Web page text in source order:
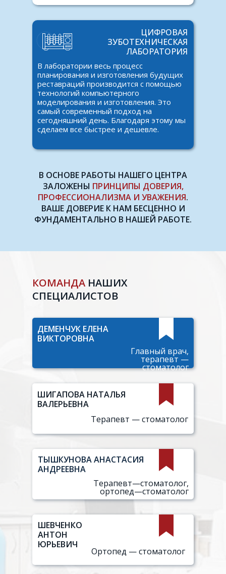
ЦИФРОВАЯ
ЗУБОТЕХНИЧЕСКАЯ
ЛАБОРАТОРИЯ
В лаборатории весь процесс
планирования и изготовления будущих
реставраций производится с помощью
технологий компьютерного
моделирования и изготовления. Это
самый современный подход на
сегодняшний день. Благодаря этому мы
сделаем все быстрее и дешевле.
В ОСНОВЕ РАБОТЫ НАШЕГО ЦЕНТРА
ЗАЛОЖЕНЫ ПРИНЦИПЫ ДОВЕРИЯ,
ПРОФЕССИОНАЛИЗМА И УВАЖЕНИЯ.
ВАШЕ ДОВЕРИЕ К НАМ БЕСЦЕННО И
ФУНДАМЕНТАЛЬНО В НАШЕЙ РАБОТЕ.
КОМАНДА НАШИХ
СПЕЦИАЛИСТОВ
ДЕМЕНЧУК ЕЛЕНА
ВИКТОРОВНА
Главный врач,
терапевт —
стоматолог
ШИГАПОВА НАТАЛЬЯ
ВАЛЕРЬЕВНА
Терапевт — стоматолог
ТЫШКУНОВА АНАСТАСИЯ
АНДРЕЕВНА
Терапевт—стоматолог,
ортопед—стоматолог
ШЕВЧЕНКО
АНТОН
ЮРЬЕВИЧ
Ортопед — стоматолог